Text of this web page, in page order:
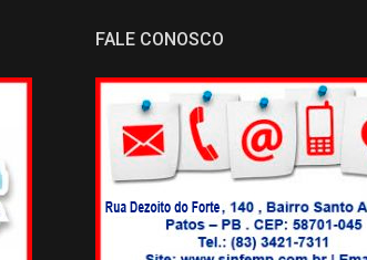
FALE CONOSCO